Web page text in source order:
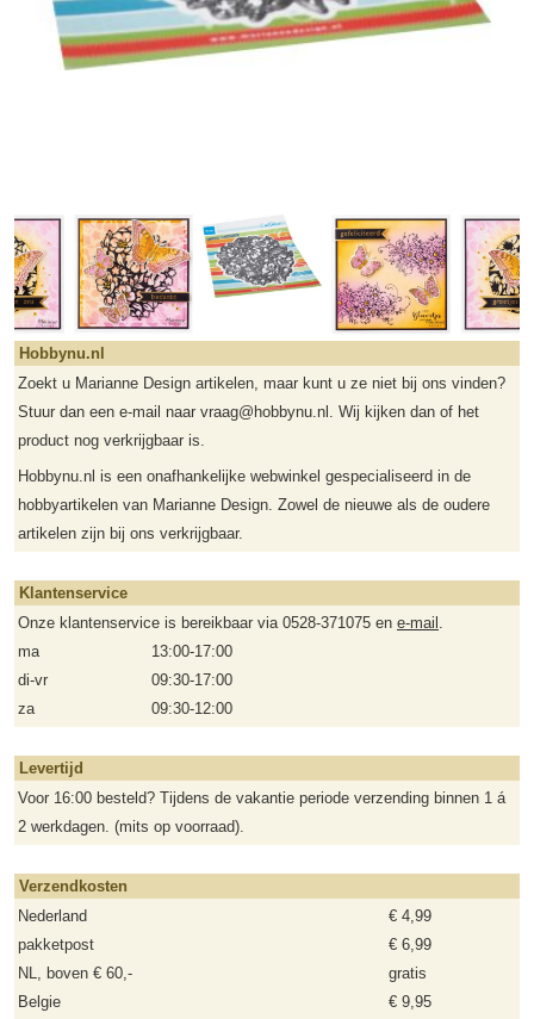
Hobbynu.nl
Zoekt u Marianne Design artikelen, maar kunt u ze niet bij ons vinden?
Stuur dan een e-mail naar vraag@hobbynu.nl. Wij kijken dan of het
product nog verkrijgbaar is.
Hobbynu.nl is een onafhankelijke webwinkel gespecialiseerd in de
hobbyartikelen van Marianne Design. Zowel de nieuwe als de oudere
artikelen zijn bij ons verkrijgbaar.
Klantenservice
Onze klantenservice is bereikbaar via 0528-371075 en e-mail .
ma
13:00-17:00
di-vr
09:30-17:00
za
09:30-12:00
Levertijd
Voor 16:00 besteld? Tijdens de vakantie periode verzending binnen 1 á
2 werkdagen. (mits op voorraad).
Verzendkosten
Nederland
€ 4,99
pakketpost
€ 6,99
NL, boven € 60,-
gratis
Belgie
€ 9,95